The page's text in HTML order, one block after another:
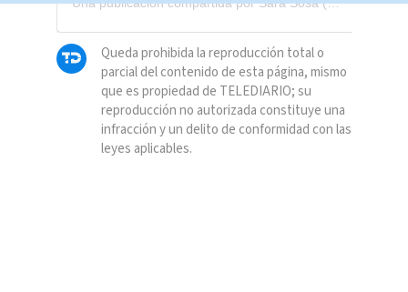
Queda prohibida la reproducción total o
parcial del contenido de esta página, mismo
que es propiedad de TELEDIARIO; su
reproducción no autorizada constituye una
infracción y un delito de conformidad con las
leyes aplicables.